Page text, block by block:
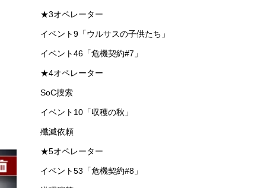
★3オペレーター
イベント9「ウルサスの子供たち」
イベント46「危機契約#7」
★4オペレーター
SoC捜索
イベント10「収穫の秋」
殲滅依頼
★5オペレーター
イベント53「危機契約#8」